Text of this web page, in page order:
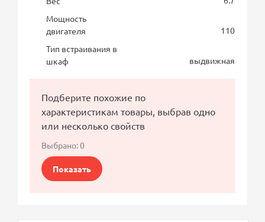
Мощность
двигателя
110
Тип встраивания в
шкаф
выдвижная
Подберите похожие по
характеристикам товары, выбрав одно
или несколько свойств
Выбрано:0
Показать